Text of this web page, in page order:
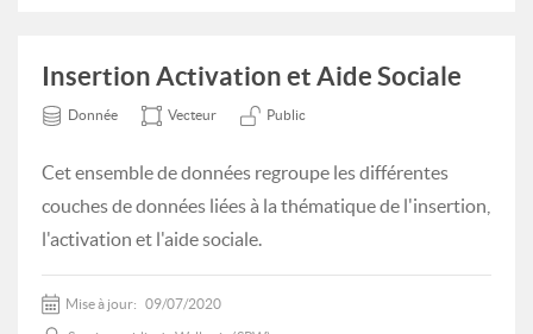
Insertion Activation et Aide Sociale
Donnée Vecteur Public
Cet ensemble de données regroupe les différentes
couches de données liées à la thématique de l'insertion,
l'activation et l'aide sociale.
Mise à jour: 09/07/2020